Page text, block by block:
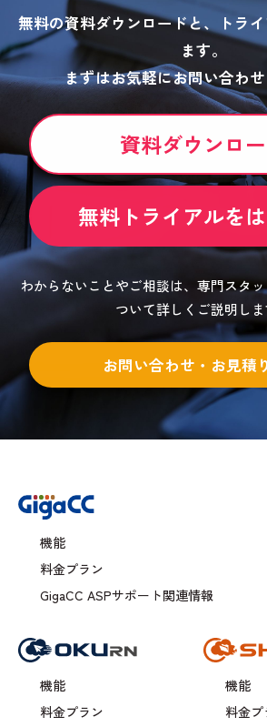
無料の資料ダウンロードと、トラ
ます。
まずはお気軽にお問い合わ
資料ダウンロ
無料トライアルを
わからないことやご相談は、専門スタ
ついて詳しくご説明しま
お問い合わせ・お見積
機能
料金プラン
GigaCC ASPサポート関連情報
機能
料金プラン
機能
料金プ